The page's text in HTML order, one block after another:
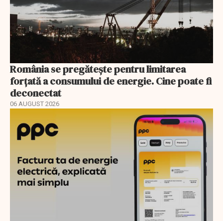
România se pregătește pentru limitarea
forțată a consumului de energie. Cine poate fi
deconectat
06 AUGUST 2026